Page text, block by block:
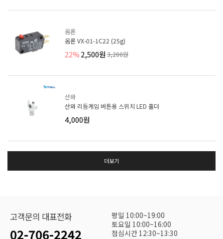
옴론
옴론 VX-01-1C22 (25g)
22%2,500원 3,200원
산와
산와 리듬게임 버튼용 스위치 LED 홀더
4,000원
더보기
고객문의 대표전화
02-706-2242
평일 10:00~19:00
토요일 10:00~16:00
점심시간 12:30~13:30